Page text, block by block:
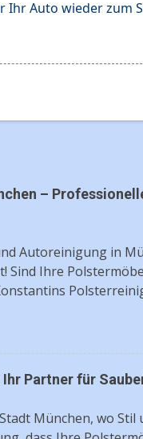
Ihr Auto wieder zum
–
Autoreinigung in
Sind Ihre
Matratzen,
München &
Partner für
München, wo